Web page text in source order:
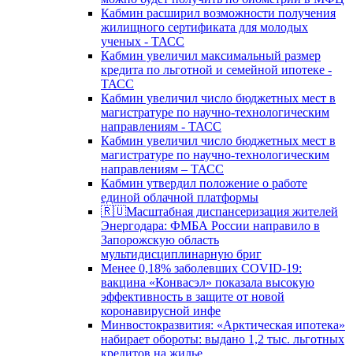
Кабмин расширил возможности получения
жилищного сертификата для молодых
ученых - ТАСС
Кабмин увеличил максимальный размер
кредита по льготной и семейной ипотеке -
ТАСС
Кабмин увеличил число бюджетных мест в
магистратуре по научно-технологическим
направлениям - ТАСС
Кабмин увеличил число бюджетных мест в
магистратуре по научно-технологическим
направлениям – ТАСС
Кабмин утвердил положение о работе
единой облачной платформы
🇷🇺Масштабная диспансеризация жителей
Энергодара: ФМБА России направило в
Запорожскую область
мультидисциплинарную бриг
Менее 0,18% заболевших COVID-19:
вакцина «Конвасэл» показала высокую
эффективность в защите от новой
коронавирусной инфе
Минвостокразвития: «Арктическая ипотека»
набирает обороты: выдано 1,2 тыс. льготных
кредитов на жилье